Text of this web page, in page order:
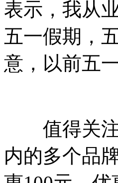
表示，我从
五一假期，
意，以前五
值得关注
内的多个品